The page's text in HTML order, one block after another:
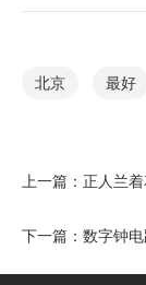
北京 最好
上一篇： 正人兰
下一篇： 数字钟